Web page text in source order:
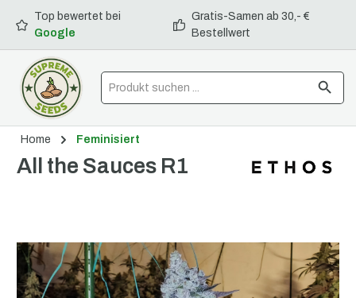
springen
Top bewertet bei
Google
Gratis-Samen ab 30,- €
Bestellwert
Home Feminisiert
All the Sauces R1